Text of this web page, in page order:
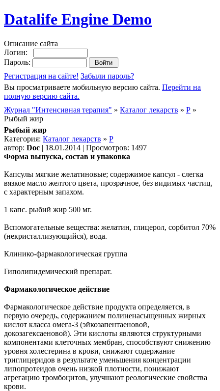
Datalife Engine Demo
Описание сайта
Логин:
Пароль:
Регистрация на сайте! Забыли пароль?
Вы просматриваете мобильную версию сайта. Перейти на
полную версию сайта.
Журнал "Интенсивная терапия" » Каталог лекарств » Р »
Рыбый жир
Рыбый жир
Категория: Каталог лекарств » Р
автор: Doc | 18.01.2014 | Просмотров: 1497
Форма выпуска, состав и упаковка
Капсулы мягкие желатиновые; содержимое капсул - слегка
вязкое масло желтого цвета, прозрачное, без видимых частиц,
с характерным запахом.
1 капс. рыбий жир 500 мг.
Вспомогательные вещества: желатин, глицерол, сорбитол 70%
(некристаллизующийся), вода.
Клинико-фармакологическая группа
Гиполипидемический препарат.
Фармакологическое действие
Фармакологическое действие продукта определяется, в
первую очередь, содержанием полиненасыщенных жирных
кислот класса омега-3 (эйкозапентаеновой,
докозагексаеновой). Эти кислоты являются структурными
компонентами клеточных мембран, способствуют снижению
уровня холестерина в крови, снижают содержание
триглицеридов в результате уменьшения концентрации
липопротеидов очень низкой плотности, понижают
агрегацию тромбоцитов, улучшают реологические свойства
крови.